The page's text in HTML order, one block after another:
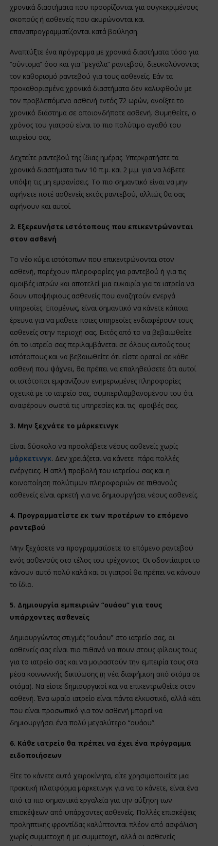
χρονικά διαστήματα που προορίζονται για συγκεκριμένους
σκοπούς ή ασθενείς που ακυρώνονται και
επαναπρογραμματίζονται κατά βούληση.
Αναπτύξτε ένα πρόγραμμα με χρονικά διαστήματα τόσο για
“σύντομα” όσο και για “μεγάλα” ραντεβού, διευκολύνοντας
τον καθορισμό ραντεβού για τους ασθενείς. Εάν τα
προκαθορισμένα χρονικά διαστήματα δεν καλυφθούν με
τον προβλεπόμενο ασθενή εντός 72 ωρών, ανοίξτε το
χρονικό διάστημα σε οποιονδήποτε ασθενή. Θυμηθείτε, ο
χρόνος του γιατρού είναι το πιο πολύτιμο αγαθό του
ιατρείου σας.
Δεχτείτε ραντεβού της ίδιας ημέρας. Υπερκρατήστε τα
χρονικά διαστήματα των 10 π.μ. και 2 μ.μ. για να λάβετε
υπόψη τις μη εμφανίσεις. Το πιο σημαντικό είναι να μην
αφήνετε ποτέ ασθενείς εκτός ραντεβού, αλλιώς θα σας
αφήνουν και αυτοί.
2. Εξερευνήστε ιστότοπους που επικεντρώνονται
στον ασθενή
Το νέο κύμα ιστότοπων που επικεντρώνονται στον
ασθενή, παρέχουν πληροφορίες για ραντεβού ή για τις
αμοιβές ιατρών και αποτελεί μια ευκαιρία για τα ιατρεία να
δουν υποψήφιους ασθενείς που αναζητούν ενεργά
υπηρεσίες. Επομένως, είναι σημαντικό να κάνετε κάποια
έρευνα για να μάθετε ποιες υπηρεσίες ενδιαφέρουν τους
ασθενείς στην περιοχή σας. Εκτός από το να βεβαιωθείτε
ότι το ιατρείο σας περιλαμβάνεται σε όλους αυτούς τους
ιστότοπους και να βεβαιωθείτε ότι είστε ορατοί σε κάθε
ασθενή που ψάχνει, θα πρέπει να επαληθεύσετε ότι αυτοί
οι ιστότοποι εμφανίζουν ενημερωμένες πληροφορίες
σχετικά με το ιατρείο σας, συμπεριλαμβανομένου του ότι
αναφέρουν σωστά τις υπηρεσίες και τις αμοιβές σας.
3. Μην ξεχνάτε το μάρκετινγκ
Είναι δύσκολο να προσλάβετε νέους ασθενείς χωρίς
μάρκετινγκ. Δεν χρειάζεται να κάνετε πάρα πολλές
ενέργειες. Η απλή προβολή του ιατρείου σας και η
κοινοποίηση πολύτιμων πληροφοριών σε πιθανούς
ασθενείς είναι αρκετή για να δημιουργήσει νέους ασθενείς.
4. Προγραμματίστε εκ των προτέρων το επόμενο
ραντεβού
Μην ξεχάσετε να προγραμματίσετε το επόμενο ραντεβού
ενός ασθενούς στο τέλος του τρέχοντος. Οι οδοντίατροι το
κάνουν αυτό πολύ καλά και οι γιατροί θα πρέπει να κάνουν
το ίδιο.
5. Δημιουργία εμπειριών “ουάου” για τους
υπάρχοντες ασθενείς
Δημιουργώντας στιγμές “ουάου” στο ιατρείο σας, οι
ασθενείς σας είναι πιο πιθανό να πουν στους φίλους τους
για το ιατρείο σας και να μοιραστούν την εμπειρία τους στα
μέσα κοινωνικής δικτύωσης (η νέα διαφήμιση από στόμα σε
στόμα). Να είστε δημιουργικοί και να επικεντρωθείτε στον
ασθενή. Ένα ωραίο ιατρείο είναι πάντα ελκυστικό, αλλά κάτι
που είναι προσωπικό για τον ασθενή μπορεί να
δημιουργήσει ένα πολύ μεγαλύτερο “ουάου”.
6. Κάθε ιατρείο θα πρέπει να έχει ένα πρόγραμμα
ειδοποιήσεων
Είτε το κάνετε αυτό χειροκίνητα, είτε χρησιμοποιείτε μια
πρακτική πλατφόρμα μάρκετινγκ για να το κάνετε, είναι ένα
από τα πιο σημαντικά εργαλεία για την αύξηση των
επισκέψεων από υπάρχοντες ασθενείς. Πολλές επισκέψεις
προληπτικής φροντίδας καλύπτονται πλέον από ασφάλιση
χωρίς συμμετοχή ή με συμμετοχή, αλλά οι ασθενείς